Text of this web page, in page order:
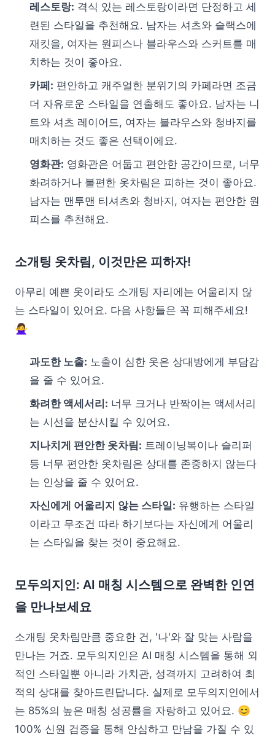
레스토랑: 격식 있는 레스토랑이라면 단정하고 세
련된 스타일을 추천해요. 남자는 셔츠와 슬랙스에
재킷을, 여자는 원피스나 블라우스와 스커트를 매
치하는 것이 좋아요.
카페: 편안하고 캐주얼한 분위기의 카페라면 조금
더 자유로운 스타일을 연출해도 좋아요. 남자는 니
트와 셔츠 레이어드, 여자는 블라우스와 청바지를
매치하는 것도 좋은 선택이에요.
영화관: 영화관은 어둡고 편안한 공간이므로, 너무
화려하거나 불편한 옷차림은 피하는 것이 좋아요.
남자는 맨투맨 티셔츠와 청바지, 여자는 편안한 원
피스를 추천해요.
소개팅 옷차림, 이것만은 피하자!
아무리 예쁜 옷이라도 소개팅 자리에는 어울리지 않
는 스타일이 있어요. 다음 사항들은 꼭 피해주세요!
🙅‍♀️
과도한 노출: 노출이 심한 옷은 상대방에게 부담감
을 줄 수 있어요.
화려한 액세서리: 너무 크거나 반짝이는 액세서리
는 시선을 분산시킬 수 있어요.
지나치게 편안한 옷차림: 트레이닝복이나 슬리퍼
등 너무 편안한 옷차림은 상대를 존중하지 않는다
는 인상을 줄 수 있어요.
자신에게 어울리지 않는 스타일: 유행하는 스타일
이라고 무조건 따라 하기보다는 자신에게 어울리
는 스타일을 찾는 것이 중요해요.
모두의지인: AI 매칭 시스템으로 완벽한 인연
을 만나보세요
소개팅 옷차림만큼 중요한 건, '나'와 잘 맞는 사람을
만나는 거죠. 모두의지인은 AI 매칭 시스템을 통해 외
적인 스타일뿐 아니라 가치관, 성격까지 고려하여 최
적의 상대를 찾아드린답니다. 실제로 모두의지인에서
는 85%의 높은 매칭 성공률을 자랑하고 있어요. 😊
100% 신원 검증을 통해 안심하고 만남을 가질 수 있